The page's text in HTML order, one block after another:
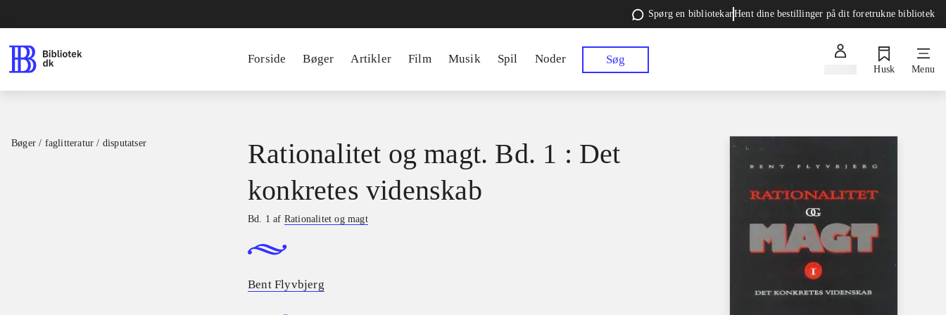
Spørg en bibliotekarHent dine bestillinger på dit foretrukne bibliotek
Forside Bøger Artikler Film Musik Spil Noder Søg
Husk Menu
Bøger / faglitteratur / disputatser
Rationalitet og magt. Bd. 1 : Det
konkretes videnskab
Bd. 1 af Rationalitet og magt
Bent Flyvbjerg